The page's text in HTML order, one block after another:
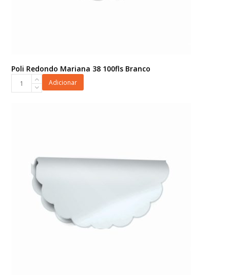
Poli Redondo Mariana 38 100fls Branco
Redondo
Adicionar